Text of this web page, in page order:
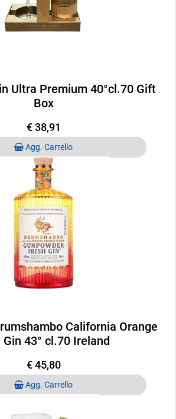
Ultra Premium 40°cl.70 Gift
Box
€ 38,91
Quantità
Agg. Carrello
California Orange
Gin 43° cl.70 Ireland
€ 45,80
Quantità
Agg. Carrello